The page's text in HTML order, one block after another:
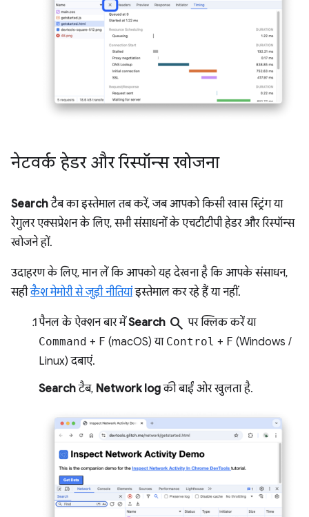
नेटवर्क हेडर और रिस्पॉन्स खोजना
Searchटैब का इस्तेमाल तब करें, जब आपको किसी खास स्ट्रिंग या
रेगुलर एक्सप्रेशन के लिए, सभी संसाधनों के एचटीटीपी हेडर और रिस्पॉन्स
खोजने हों.
उदाहरण के लिए, मान लें कि आपको यह देखना है कि आपके संसाधन,
सहीकैश मेमोरी से जुड़ी नीतियांइस्तेमाल कर रहे हैं या नहीं.
पैनल के ऐक्शन बार मेंSearch search पर क्लिक करें या
Command + F (macOS) या Control + F (Windows /
Linux) दबाएं.
Searchटैब, Network logकी बाईं ओर खुलता है.